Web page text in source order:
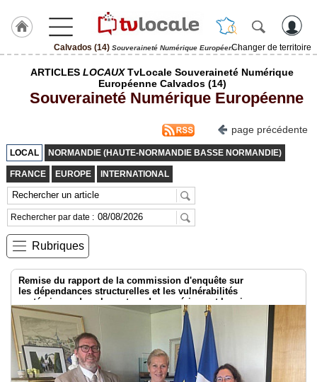
Calvados (14) Souveraineté Numérique EuropéenneChanger de territoire
J'adhère
TvLocale
France
Accueil
RUBRIQUES
Agenda
Gazette
Vidéos
Médias
groupe
ARTICLES LOCAUXTvLocale Souveraineté Numérique
Européenne Calvados (14)
Souveraineté Numérique Européenne
page précédente
LOCAL NORMANDIE (HAUTE-NORMANDIE BASSE NORMANDIE)
FRANCE EUROPE INTERNATIONAL
Rechercher par date :
Rubriques
Remise du rapport de la commission d'enquête sur
les dépendances structurelles et les vulnérabilités
systémiques dans le secteur du numérique et les risques pour
l’indépendance de la France